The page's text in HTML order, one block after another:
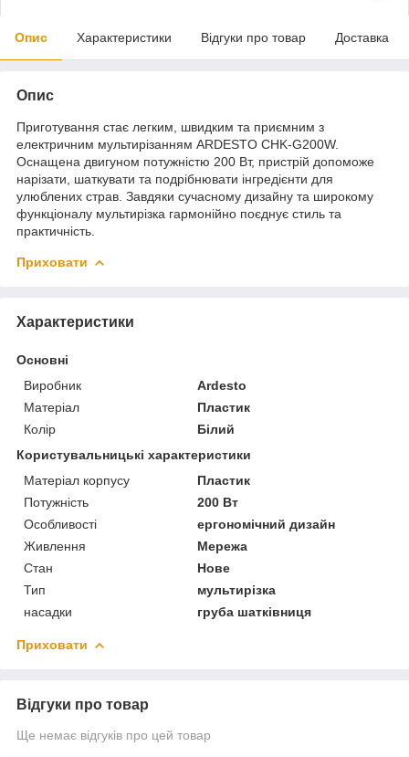
Опис Характеристики Відгуки про товар Доставка
Опис
Приготування стає легким, швидким та приємним з
електричним мультирізанням ARDESTO CHK-G200W.
Оснащена двигуном потужністю 200 Вт, пристрій допоможе
нарізати, шаткувати та подрібнювати інгредієнти для
улюблених страв. Завдяки сучасному дизайну та широкому
функціоналу мультирізка гармонійно поєднує стиль та
практичність.
Приховати
Характеристики
Основні
Виробник
Ardesto
Матеріал
Пластик
Колір
Білий
Користувальницькі характеристики
Матеріал корпусу
Пластик
Потужність
200 Вт
Особливості
ергономічний дизайн
Живлення
Мережа
Стан
Нове
Тип
мультирізка
насадки
груба шатківниця
Приховати
Відгуки про товар
Ще немає відгуків про цей товар